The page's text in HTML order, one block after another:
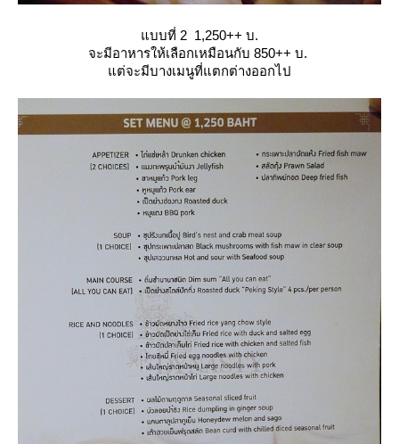
บบที่ 2 1,250++ บ.
จะมีอาหารให้เลือกเหมือนกับ 850++ บ.
ต่จะมีบางเมนูที่แตกต่างออกไป